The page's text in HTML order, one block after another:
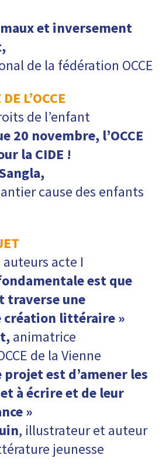
et inversement
de la fédération OCCE
L’OCCE
de l’enfant
20 novembre, l’OCCE
la CIDE !
,
cause des enfants
acte I
est que
traverse une
création littéraire »
animatrice
de la Vienne
projet est d’amener les
à écrire et de leur
»
, illustrateur et auteur
jeunesse